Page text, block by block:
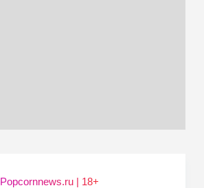
Popcornnews.ru | 18+